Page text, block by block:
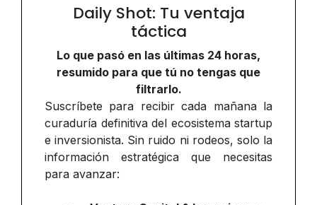
Daily Shot: Tu ventaja
táctica
Lo que pasó en las últimas 24 horas,
resumido para que tú no tengas que
filtrarlo.
Suscríbete para recibir cada mañana la
curaduría definitiva del ecosistema startup
e inversionista. Sin ruido ni rodeos, solo la
información estratégica que necesitas
para avanzar: